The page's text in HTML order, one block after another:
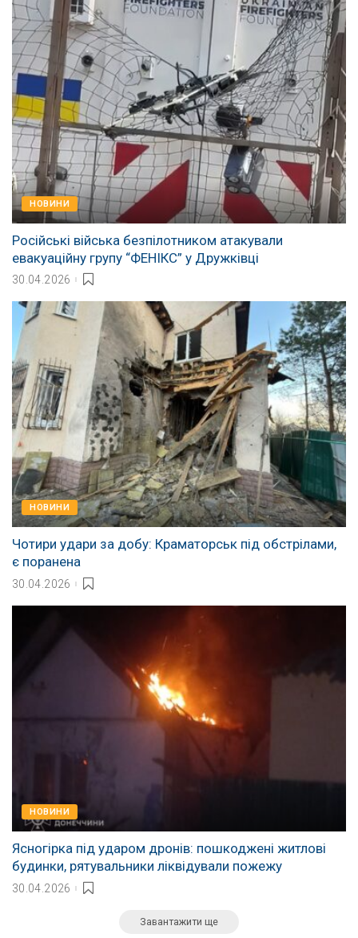
НОВИНИ
Російські війська безпілотником атакували
евакуаційну групу “ФЕНІКС” у Дружківці
30.04.2026
НОВИНИ
Чотири удари за добу: Краматорськ під обстрілами,
є поранена
30.04.2026
НОВИНИ
Ясногірка під ударом дронів: пошкоджені житлові
будинки, рятувальники ліквідували пожежу
30.04.2026
Завантажити ще